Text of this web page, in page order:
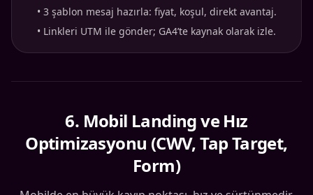
• 3 şablon mesaj hazırla: fiyat, koşul, direkt avantaj.
• Linkleri UTM ile gönder; GA4’te kaynak olarak izle.
6. Mobil Landing ve Hız
Optimizasyonu (CWV, Tap Target,
Form)